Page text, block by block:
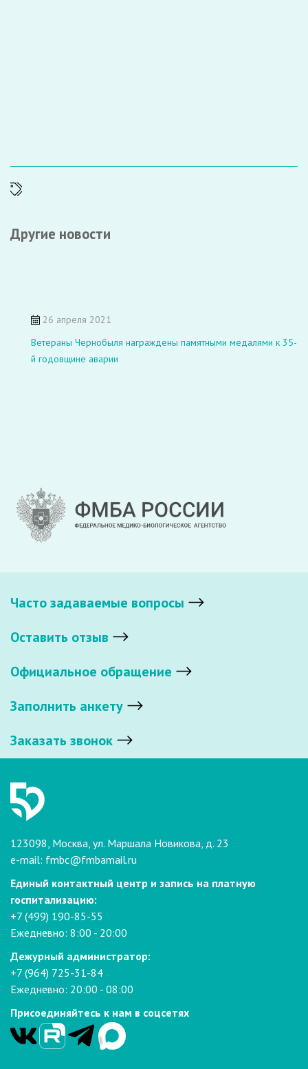
Другие новости
26 апреля 2021
Ветераны Чернобыля награждены памятными медалями к 35-
й годовщине аварии
Часто задаваемые вопросы
Оставить отзыв
Официальное обращение
Заполнить анкету
Заказать звонок
123098, Москва, ул. Маршала Новикова, д. 23
e-mail: fmbc@fmbamail.ru
Единый контактный центр и запись на платную
госпитализацию:
+7 (499) 190-85-55
Ежедневно: 8:00 - 20:00
Дежурный администратор:
+7 (964) 725-31-84
Ежедневно: 20:00 - 08:00
Присоединяйтесь к нам в соцсетях